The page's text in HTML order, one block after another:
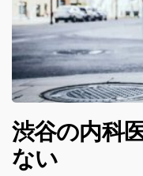
渋谷の内科
ない